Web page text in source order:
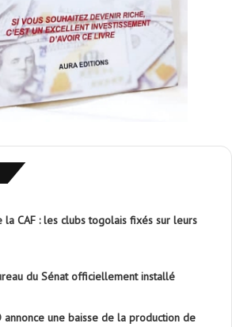
la CAF : les clubs togolais fixés sur leurs
du Sénat officiellement installé
annonce une baisse de la production de